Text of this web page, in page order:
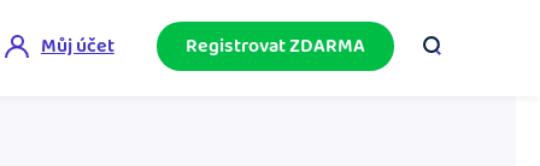
Můj účet Registrovat ZDARMA